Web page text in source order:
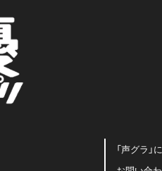
「声グラ